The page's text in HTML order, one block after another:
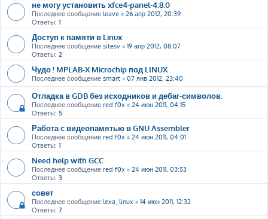
не могу установить xfce4-panel-4.8.0
Последнее сообщение leave « 26 апр 2012, 20:39
Ответы: 1
Доступ к памяти в Linux
Последнее сообщение sitesv « 19 апр 2012, 08:07
Ответы: 2
Чудо ! MPLAB-X Microchip под LINUX
Последнее сообщение smart « 07 янв 2012, 23:40
Отладка в GDB без исходников и дебаг-символов.
Последнее сообщение red f0x « 24 июн 2011, 04:15
Ответы: 5
Работа с видеопамятью в GNU Assembler
Последнее сообщение red f0x « 24 июн 2011, 04:01
Ответы: 1
Need help with GCC
Последнее сообщение red f0x « 24 июн 2011, 03:53
Ответы: 3
совет
Последнее сообщение lexa_linux « 14 июн 2011, 12:32
Ответы: 7